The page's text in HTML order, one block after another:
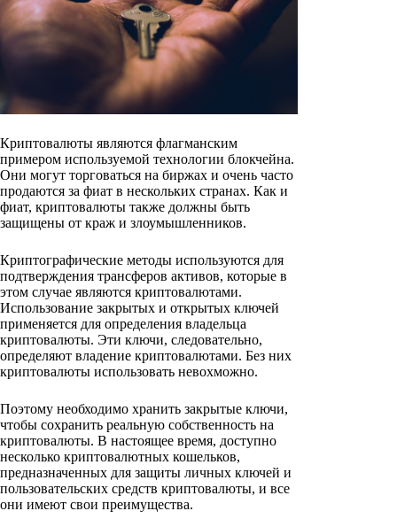
Криптовалюты являются флагманским
примером используемой технологии блокчейна.
Они могут торговаться на биржах и очень часто
продаются за фиат в нескольких странах. Как и
фиат, криптовалюты также должны быть
защищены от краж и злоумышленников.
Криптографические методы используются для
подтверждения трансферов активов, которые в
этом случае являются криптовалютами.
Использование закрытых и открытых ключей
применяется для определения владельца
криптовалюты. Эти ключи, следовательно,
определяют владение криптовалютами. Без них
криптовалюты использовать невохможно.
Поэтому необходимо хранить закрытые ключи,
чтобы сохранить реальную собственность на
криптовалюты. В настоящее время, доступно
несколько криптовалютных кошельков,
предназначенных для защиты личных ключей и
пользовательских средств криптовалюты, и все
они имеют свои преимущества.